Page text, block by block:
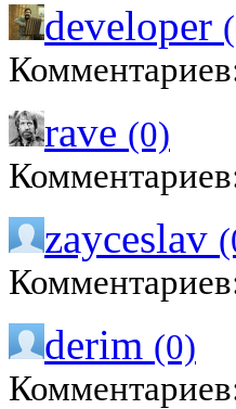
developer
rave (0)
zayceslav
derim (0)